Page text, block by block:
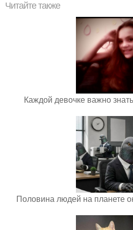
Читайте также
Каждой девочке важно
Половина людей на планете